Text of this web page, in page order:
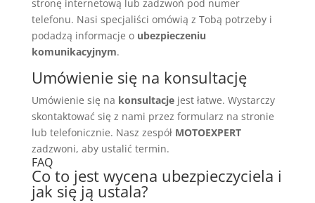
stronę internetową lub zadzwoń pod numer
telefonu. Nasi specjaliści omówią z Tobą potrzeby i
podadzą informacje o ubezpieczeniu
komunikacyjnym.
Umówienie się na konsultację
Umówienie się na konsultacjejest łatwe. Wystarczy
skontaktować się z nami przez formularz na stronie
lub telefonicznie. Nasz zespół MOTOEXPERT
zadzwoni, aby ustalić termin.
FAQ
Co to jest wycena ubezpieczyciela i
jak się ją ustala?